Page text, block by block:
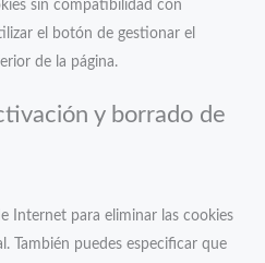
sin compatibilidad con
el botón de gestionar el
de la página.
y borrado de
Internet para eliminar las cookies
También puedes especificar que